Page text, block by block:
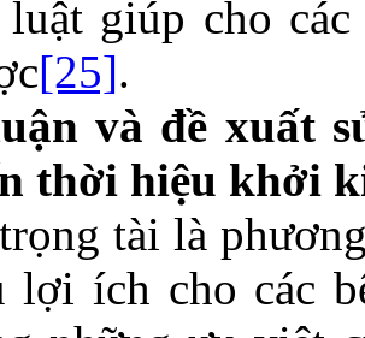
luật giúp cho
[25].
và đề xuất
thời hiệu khởi
tài là
lợi ích cho các